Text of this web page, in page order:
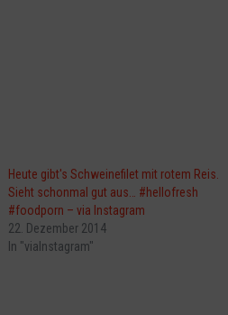
Heute gibt's Schweinefilet mit rotem Reis.
Sieht schonmal gut aus… #hellofresh
#foodporn – via Instagram
22. Dezember 2014
In "viaInstagram"